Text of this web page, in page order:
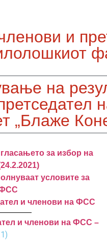
и
на
„Блаже
за избор на
условите за
ФСС
и членови на ФСС
и членови на ФСС –